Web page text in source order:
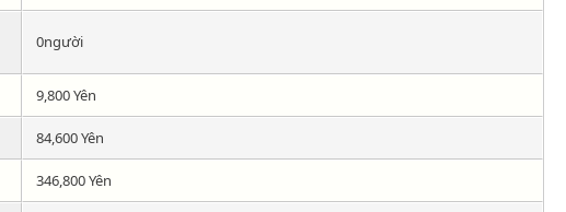
0người
9,800 Yên
84,600 Yên
346,800 Yên